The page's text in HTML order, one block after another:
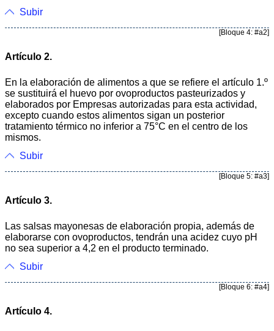
Subir
[Bloque 4: #a2]
Artículo 2.
En la elaboración de alimentos a que se refiere el artículo 1.º
se sustituirá el huevo por ovoproductos pasteurizados y
elaborados por Empresas autorizadas para esta actividad,
excepto cuando estos alimentos sigan un posterior
tratamiento térmico no inferior a 75°C en el centro de los
mismos.
Subir
[Bloque 5: #a3]
Artículo 3.
Las salsas mayonesas de elaboración propia, además de
elaborarse con ovoproductos, tendrán una acidez cuyo pH
no sea superior a 4,2 en el producto terminado.
Subir
[Bloque 6: #a4]
Artículo 4.